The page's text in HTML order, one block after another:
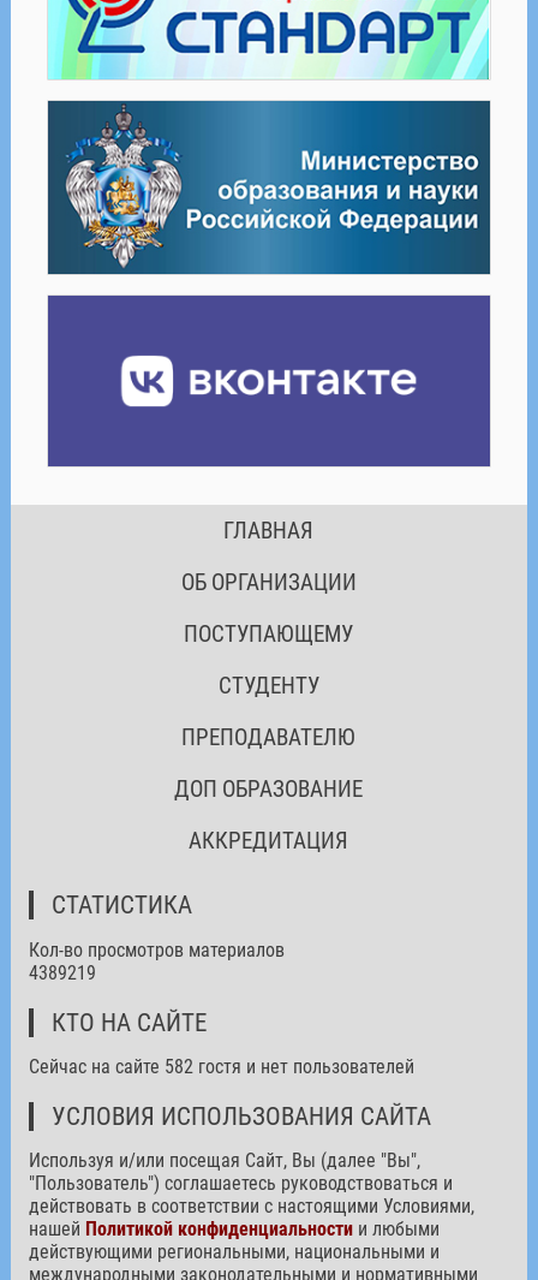
ГЛАВНАЯ
ОБ ОРГАНИЗАЦИИ
ПОСТУПАЮЩЕМУ
СТУДЕНТУ
ПРЕПОДАВАТЕЛЮ
ДОП ОБРАЗОВАНИЕ
АККРЕДИТАЦИЯ
СТАТИСТИКА
Кол-во просмотров материалов
4389219
КТО НА САЙТЕ
Сейчас на сайте 582 гостя и нет пользователей
УСЛОВИЯ ИСПОЛЬЗОВАНИЯ САЙТА
Используя и/или посещая Сайт, Вы (далее "Вы",
"Пользователь") соглашаетесь руководствоваться и
действовать в соответствии с настоящими Условиями,
нашей Политикой конфиденциальностии любыми
действующими региональными, национальными и
международными законодательными и нормативными